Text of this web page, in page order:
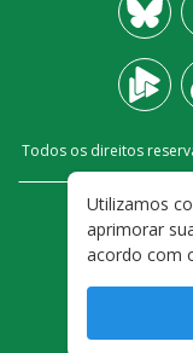
Todos os direitos
Utilizamos
aprimorar
acordo com